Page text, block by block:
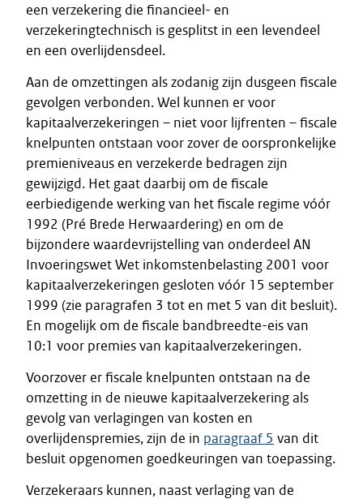
een verzekering die financieel- en
verzekeringtechnisch is gesplitst in een levendeel
en een overlijdensdeel.
Aan de omzettingen als zodanig zijn dusgeen fiscale
gevolgen verbonden. Wel kunnen er voor
kapitaalverzekeringen – niet voor lijfrenten – fiscale
knelpunten ontstaan voor zover de oorspronkelijke
premieniveaus en verzekerde bedragen zijn
gewijzigd. Het gaat daarbij om de fiscale
eerbiedigende werking van het fiscale regime vóór
1992 (Pré Brede Herwaardering) en om de
bijzondere waardevrijstelling van onderdeel AN
Invoeringswet Wet inkomstenbelasting 2001 voor
kapitaalverzekeringen gesloten vóór 15 september
1999 (zie paragrafen 3 tot en met 5 van dit besluit).
En mogelijk om de fiscale bandbreedte-eis van
10:1 voor premies van kapitaalverzekeringen.
Voorzover er fiscale knelpunten ontstaan na de
omzetting in de nieuwe kapitaalverzekering als
gevolg van verlagingen van kosten en
overlijdenspremies, zijn de in paragraaf 5 van dit
besluit opgenomen goedkeuringen van toepassing.
Verzekeraars kunnen, naast verlaging van de